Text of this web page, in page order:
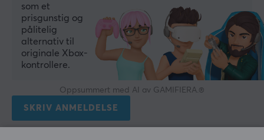
som et
prisgunstig og
pålitelig
alternativ til
originale Xbox-
kontrollere.
Oppsummert med AI av GAMIFIERA.®
SKRIV ANMELDELSE